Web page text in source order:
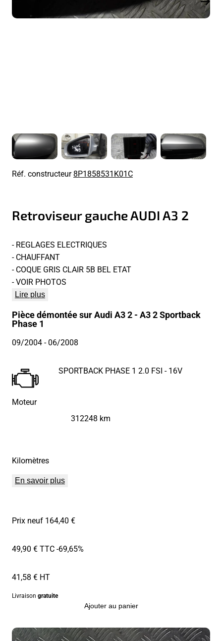
Réf. constructeur8P1858531K01C
Retroviseur gauche AUDI A3 2
- REGLAGES ELECTRIQUES
- CHAUFFANT
- COQUE GRIS CLAIR 5B BEL ETAT
- VOIR PHOTOS
Lire plus
Pièce démontée sur Audi A3 2 - A3 2 Sportback
Phase 1
09/2004- 06/2008
Moteur
SPORTBACK PHASE 1 2.0 FSI - 16V
Kilomètres
312248 km
En savoir plus
Prix neuf 164,40 €
49,90 € TTC-69,65%
41,58 € HT
Livraison gratuite
Ajouter au panier